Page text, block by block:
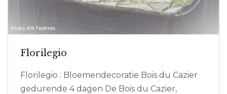
Florilegio
Florilegio : Bloemendecoratie Bois du Cazier
gedurende 4 dagen De Bois du Cazier,